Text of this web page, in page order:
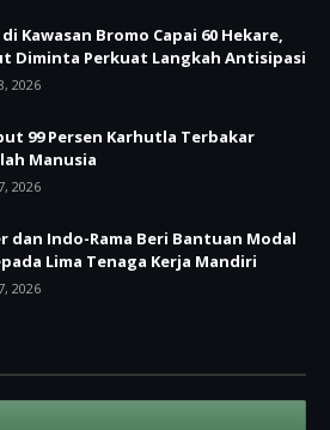
Kawasan Bromo Capai 60 Hekare,
Diminta Perkuat Langkah Antisipasi
2026
99 Persen Karhutla Terbakar
Manusia
2026
dan Indo-Rama Beri Bantuan Modal
Lima Tenaga Kerja Mandiri
2026